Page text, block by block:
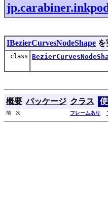
IBezierCurvesNodeShape を
class
概要 パッケージ クラス
前 次 フレームあり